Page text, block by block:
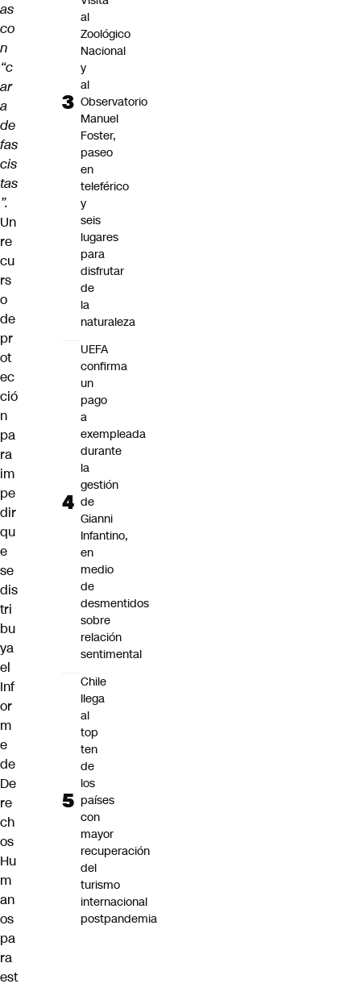
as
co
n
“c
ar
a
de
fas
cis
tas
”.
Un
re
cu
rs
o
de
pr
ot
ec
ció
n
pa
ra
im
pe
dir
qu
e
se
dis
tri
bu
ya
el
Inf
or
m
e
de
De
re
ch
os
Hu
m
an
os
pa
ra
est
al
Zoológico
Nacional
y
al
Observatorio
Manuel
Foster,
paseo
en
teleférico
y
seis
lugares
para
disfrutar
de
la
naturaleza
UEFA
confirma
un
pago
a
exempleada
durante
la
gestión
de
Gianni
Infantino,
en
medio
de
desmentidos
sobre
relación
sentimental
Chile
llega
al
top
ten
de
los
países
con
mayor
recuperación
del
turismo
internacional
postpandemia